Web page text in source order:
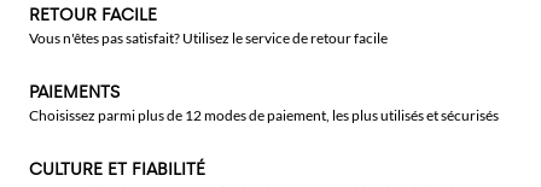
RETOUR FACILE
Vous n'êtes pas satisfait? Utilisez le service de retour facile
PAIEMENTS
Choisissez parmi plus de 12 modes de paiement, les plus utilisés et sécurisés
CULTURE ET FIABILITÉ